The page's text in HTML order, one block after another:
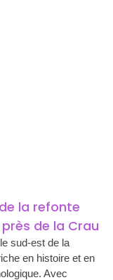
la refonte
de la Crau
sud-est de la
en histoire et en
Avec